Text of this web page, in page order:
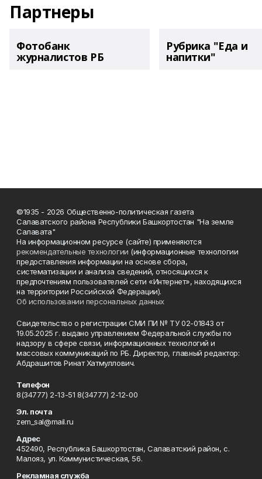
Партнеры
Фотобанк
журналистов РБ
Рубрика "Еда и
напитки"
©1935 - 2026 Общественно-политическая газета
Салаватского района Республики Башкортостан "На земле
Салавата"
На информационном ресурсе (сайте) применяются
рекомендательные технологии (информационные технологии
предоставления информации на основе сбора,
систематизации и анализа сведений, относящихся к
предпочтениям пользователей сети «Интернет», находящихся
на территории Российской Федерации).
Об использовании персональных данных
Свидетельство о регистрации СМИ ПИ № ТУ 02-01843 от
19.05.2025 г. выдано управлением Федеральной службы по
надзору в сфере связи, информационных технологий и
массовых коммуникаций по РБ. Директор, главный редактор:
Абдрашитов Ринат Хатмуллович.
Телефон
8(34777) 2-13-51 8(34777) 2-12-00
Эл. почта
zem_sal@mail.ru
Адрес
452490, Республика Башкортостан, Салаватский район, с.
Малояз, ул. Коммунистическая, 56.
Рекламная служба